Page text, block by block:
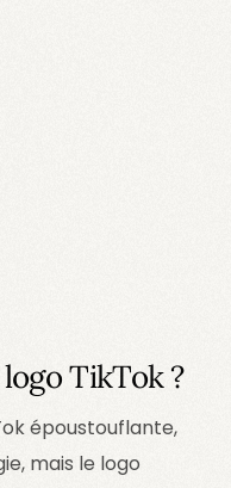
TikTok ?
époustouflante,
mais le logo